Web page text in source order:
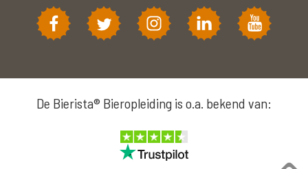
De Bierista® Bieropleiding is o.a. bekend van: